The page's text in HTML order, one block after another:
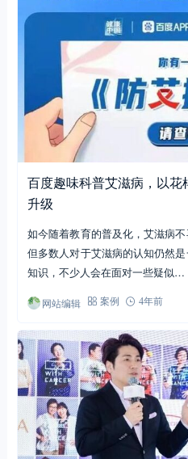
百度趣味科普艾滋病，以
升级
如今随着教育的普及化，艾滋病
但多数人对于艾滋病的认知仍然
知识，不少人会在面对一些疑似…
网站编辑 案例 4年前